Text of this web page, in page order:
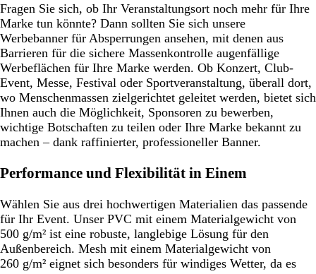
Fragen Sie sich, ob Ihr Veranstaltungsort noch mehr für Ihre
Marke tun könnte? Dann sollten Sie sich unsere
Werbebanner für Absperrungen ansehen, mit denen aus
Barrieren für die sichere Massenkontrolle augenfällige
Werbeflächen für Ihre Marke werden. Ob Konzert, Club-
Event, Messe, Festival oder Sportveranstaltung, überall dort,
wo Menschenmassen zielgerichtet geleitet werden, bietet sich
Ihnen auch die Möglichkeit, Sponsoren zu bewerben,
wichtige Botschaften zu teilen oder Ihre Marke bekannt zu
machen – dank raffinierter, professioneller Banner.
Performance und Flexibilität in Einem
Wählen Sie aus drei hochwertigen Materialien das passende
für Ihr Event. Unser PVC mit einem Materialgewicht von
500 g/m² ist eine robuste, langlebige Lösung für den
Außenbereich. Mesh mit einem Materialgewicht von
260 g/m² eignet sich besonders für windiges Wetter, da es